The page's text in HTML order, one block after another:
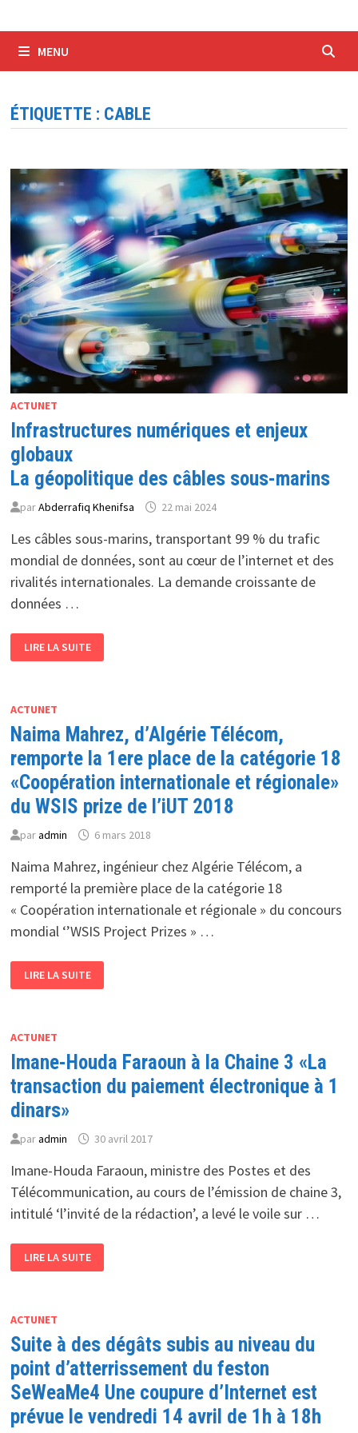
MENU
ÉTIQUETTE : CABLE
ACTUNET
Infrastructures numériques et enjeux
globaux
La géopolitique des câbles sous-marins
parAbderrafiq Khenifsa 22 mai 2024
Les câbles sous-marins, transportant 99 % du trafic
mondial de données, sont au cœur de l’internet et des
rivalités internationales. La demande croissante de
données …
NUMÉRIQUES
ET
GÉOPOLITIQUE
CÂBLES
SOUS-
MARINS
LIRE LA SUITE
ACTUNET
Naima Mahrez, d’Algérie Télécom,
remporte la 1ere place de la catégorie 18
«Coopération internationale et régionale»
du WSIS prize de l’iUT 2018
paradmin 6 mars 2018
Naima Mahrez, ingénieur chez Algérie Télécom, a
remporté la première place de la catégorie 18
« Coopération internationale et régionale » du concours
mondial ‘’WSIS Project Prizes » …
MAHREZ,
D’ALGÉRIE
1ERE
DE
LA
CATÉGORIE
18
«COOPÉRATION
INTERNATIONALE
RÉGIONALE»
DU
PRIZE
L’IUT
LIRE LA SUITE
ACTUNET
Imane-Houda Faraoun à la Chaine 3 «La
transaction du paiement électronique à 1
dinars»
paradmin 30 avril 2017
Imane-Houda Faraoun, ministre des Postes et des
Télécommunication, au cours de l’émission de chaine 3,
intitulé ‘l’invité de la rédaction’, a levé le voile sur …
HOUDA
FARAOUN
3
TRANSACTION
DU
PAIEMENT
ÉLECTRONIQUE
1
DINARS»
LIRE LA SUITE
ACTUNET
Suite à des dégâts subis au niveau du
point d’atterrissement du feston
SeWeaMe4 Une coupure d’Internet est
prévue le vendredi 14 avril de 1h à 18h